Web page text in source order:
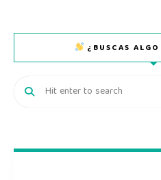
¿BUSCAS